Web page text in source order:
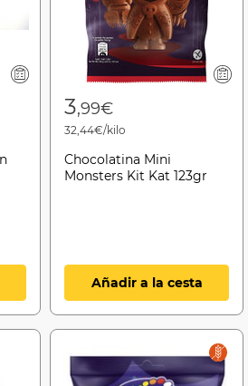
3,99€
32,44€/kilo
Chocolatina Mini
Monsters Kit Kat 123gr
Añadir a la cesta